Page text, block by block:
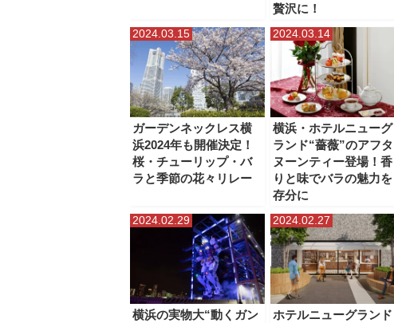
贅沢に！
2024.03.15
ガーデンネックレス横
浜2024年も開催決定！
桜・チューリップ・バ
ラと季節の花々リレー
2024.03.14
横浜・ホテルニューグ
ランド“薔薇”のアフタ
ヌーンティー登場！香
りと味でバラの魅力を
存分に
2024.02.29
横浜の実物大“動くガン
2024.02.27
ホテルニューグランド